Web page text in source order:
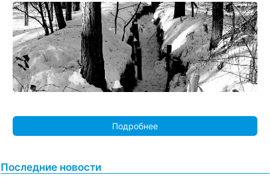
Подробнее
Последние новости